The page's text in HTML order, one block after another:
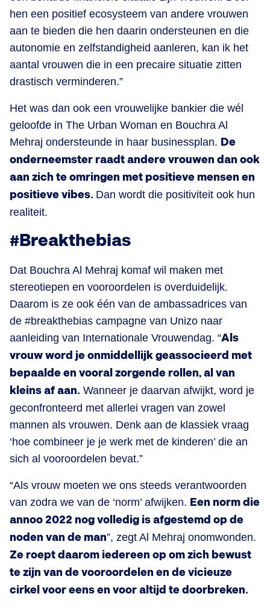
hen een positief ecosysteem van andere vrouwen
aan te bieden die hen daarin ondersteunen en die
autonomie en zelfstandigheid aanleren, kan ik het
aantal vrouwen die in een precaire situatie zitten
drastisch verminderen.”
Het was dan ook een vrouwelijke bankier die wél
geloofde in The Urban Woman en Bouchra Al
Mehraj ondersteunde in haar businessplan. De
onderneemster raadt andere vrouwen dan ook
aan zich te omringen met positieve mensen en
positieve vibes. Dan wordt die positiviteit ook hun
realiteit.
#Breakthebias
Dat Bouchra Al Mehraj komaf wil maken met
stereotiepen en vooroordelen is overduidelijk.
Daarom is ze ook één van de ambassadrices van
de #breakthebias campagne van Unizo naar
aanleiding van Internationale Vrouwendag. “Als
vrouw word je onmiddellijk geassocieerd met
bepaalde en vooral zorgende rollen, al van
kleins af aan. Wanneer je daarvan afwijkt, word je
geconfronteerd met allerlei vragen van zowel
mannen als vrouwen. Denk aan de klassiek vraag
‘hoe combineer je je werk met de kinderen’ die an
sich al vooroordelen bevat.”
“Als vrouw moeten we ons steeds verantwoorden
van zodra we van de ‘norm’ afwijken. Een norm die
annoo 2022 nog volledig is afgestemd op de
noden van de man”, zegt Al Mehraj onomwonden.
Ze roept daarom iedereen op om zich bewust
te zijn van de vooroordelen en de vicieuze
cirkel voor eens en voor altijd te doorbreken.